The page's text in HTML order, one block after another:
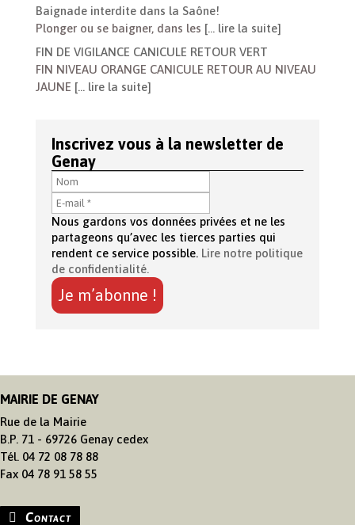
Baignade interdite dans la Saône!
Plonger ou se baigner, dans les [… lire la suite]
FIN DE VIGILANCE CANICULE RETOUR VERT
FIN NIVEAU ORANGE CANICULE RETOUR AU NIVEAU
JAUNE [… lire la suite]
Inscrivez vous à la newsletter de
Genay
Nous gardons vos données privées et ne les
partageons qu’avec les tierces parties qui
rendent ce service possible. Lire notre politique
de confidentialité.
MAIRIE DE GENAY
Rue de la Mairie
B.P. 71 - 69726 Genay cedex
Tél. 04 72 08 78 88
Fax 04 78 91 58 55
Contact